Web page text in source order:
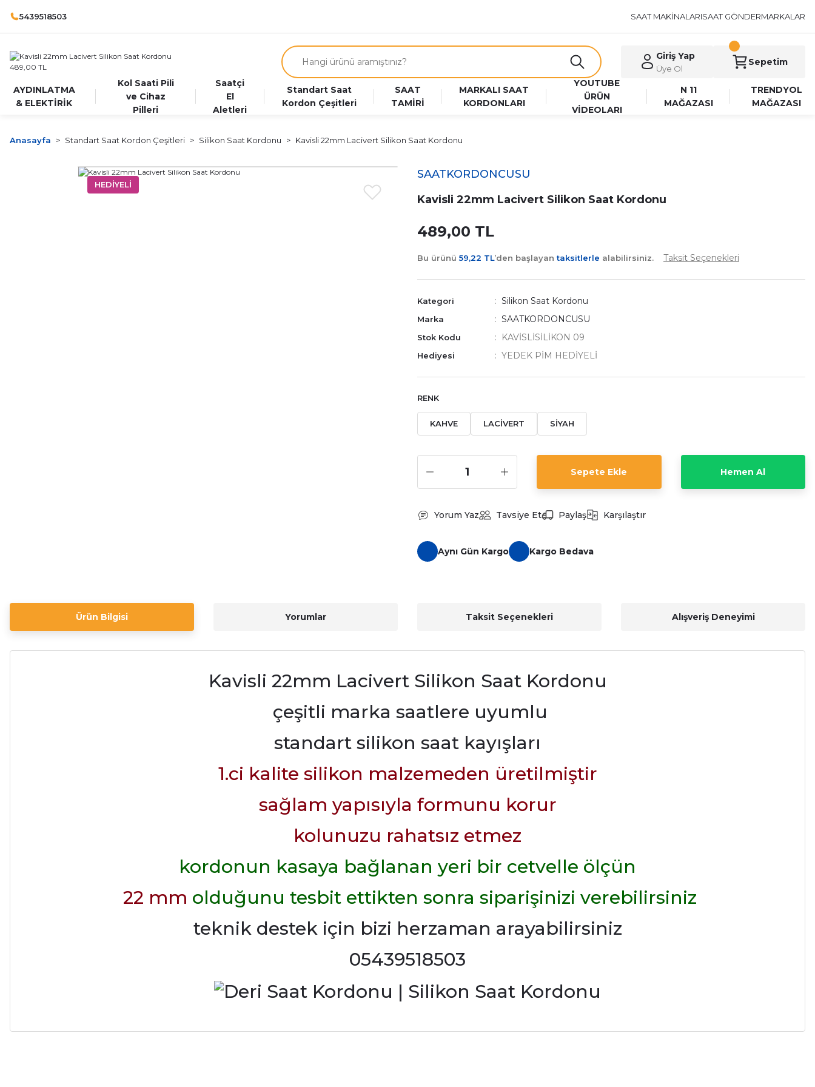
5439518503 SAAT MAKİNALARISAAT GÖNDERMARKALAR
Giriş Yap
Üye Ol
Sepetim
AYDINLATMA
& ELEKTİRİK
Kol Saati Pili
ve Cihaz
Pilleri
Saatçi
El
Aletleri
Standart Saat
Kordon Çeşitleri
SAAT
TAMİRİ
MARKALI SAAT
KORDONLARI
YOUTUBE
ÜRÜN
VİDEOLARI
N 11
MAĞAZASI
TRENDYOL
MAĞAZASI
Anasayfa Standart Saat Kordon Çeşitleri Silikon Saat Kordonu Kavisli 22mm Lacivert Silikon Saat Kordonu
HEDİYELİ
SAATKORDONCUSU
Kavisli 22mm Lacivert Silikon Saat Kordonu
489,00 TL
Bu ürünü59,22 TL’den başlayantaksitlerle alabilirsiniz. Taksit Seçenekleri
Kategori Silikon Saat Kordonu
Marka SAATKORDONCUSU
Stok Kodu KAVİSLİSİLİKON 09
Hediyesi YEDEK PİM HEDİYELİ
RENK
KAHVE LACİVERT SİYAH
Sepete Ekle Hemen Al
Yorum Yaz Tavsiye Et Paylaş Karşılaştır
Aynı Gün Kargo Kargo Bedava
Ürün Bilgisi Yorumlar Taksit Seçenekleri Alışveriş Deneyimi
Kavisli 22mm Lacivert Silikon Saat Kordonu
çeşitli marka saatlere uyumlu
standart silikon saat kayışları
1.ci kalite silikon malzemeden üretilmiştir
sağlam yapısıyla formunu korur
kolunuzu rahatsız etmez
kordonun kasaya bağlanan yeri bir cetvelle ölçün
22 mm olduğunu tesbit ettikten sonra siparişinizi verebilirsiniz
teknik destek için bizi herzaman arayabilirsiniz
05439518503